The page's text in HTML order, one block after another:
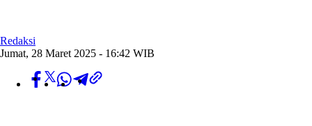
Redaksi
Jumat, 28 Maret 2025 - 16:42 WIB